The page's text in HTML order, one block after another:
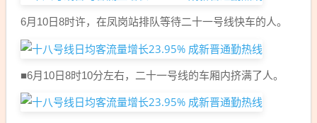
6月10日8时许，在凤岗站排队等待二十一号线快车的人。
■6月10日8时10分左右，二十一号线的车厢内挤满了人。